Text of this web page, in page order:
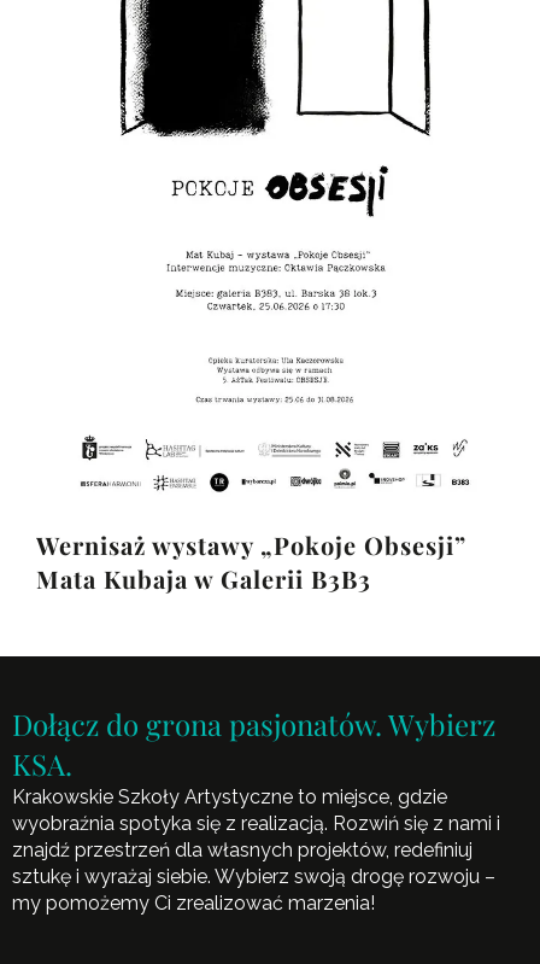
Wernisaż wystawy „Pokoje Obsesji”
Mata Kubaja w Galerii B3B3
Dołącz do grona pasjonatów. Wybierz
KSA.
Krakowskie Szkoły Artystyczne to miejsce, gdzie
wyobraźnia spotyka się z realizacją. Rozwiń się z nami i
znajdź przestrzeń dla własnych projektów, redefiniuj
sztukę i wyrażaj siebie. Wybierz swoją drogę rozwoju –
my pomożemy Ci zrealizować marzenia!